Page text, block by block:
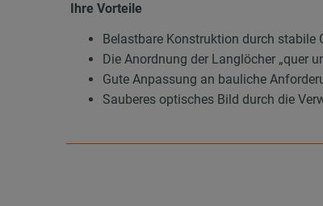
Ihre Vorteile
Belastbare Konstruktion durch stabile
Die Anordnung der Langlöcher „quer
Gute Anpassung an bauliche
Sauberes optisches Bild durch die